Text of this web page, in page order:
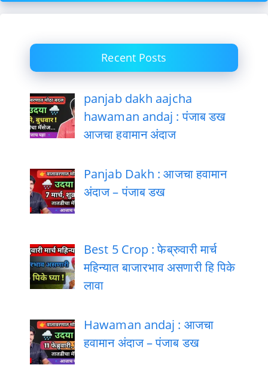
Recent Posts
panjab dakh aajcha
hawaman andaj : पंजाब डख
आजचा हवामान अंदाज
Panjab Dakh : आजचा हवामान
अंदाज – पंजाब डख
Best 5 Crop : फेब्रुवारी मार्च
महिन्यात बाजारभाव असणारी हि पिके
लावा
Hawaman andaj : आजचा
हवामान अंदाज – पंजाब डख